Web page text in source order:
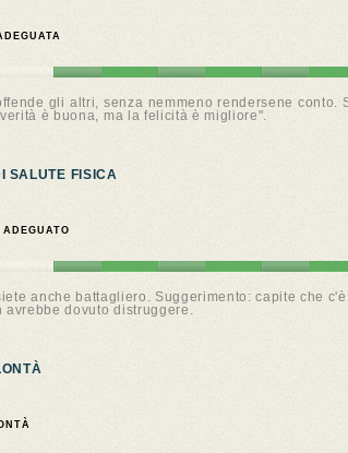
gli altri, senza nemmeno rendersene conto.
è buona, ma la felicità è migliore".
SALUTE FISICA
anche battagliero. Suggerimento: capite che
dovuto distruggere.